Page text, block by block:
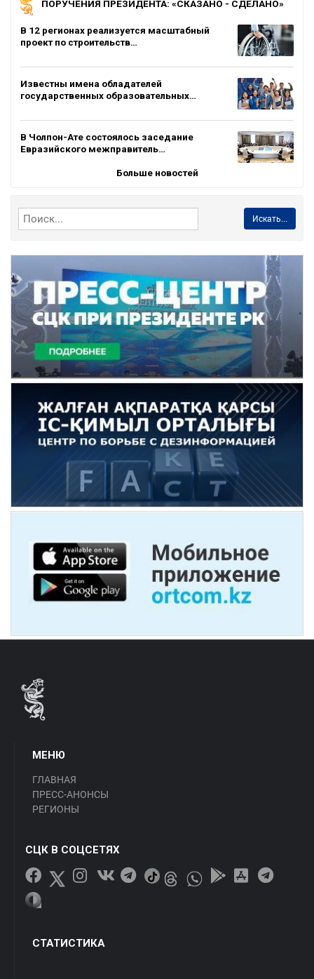
ПОРУЧЕНИЯ ПРЕЗИДЕНТА: «СКАЗАНО - СДЕЛАНО»
В 12 регионах реализуется масштабный
проект по строительств…
Известны имена обладателей
государственных образовательных…
В Чолпон-Ате состоялось заседание
Евразийского межправитель…
Больше новостей
Искать...
МЕНЮ
ГЛАВНАЯ
ПРЕСС-АНОНСЫ
РЕГИОНЫ
СЦК В СОЦСЕТЯХ
СТАТИСТИКА